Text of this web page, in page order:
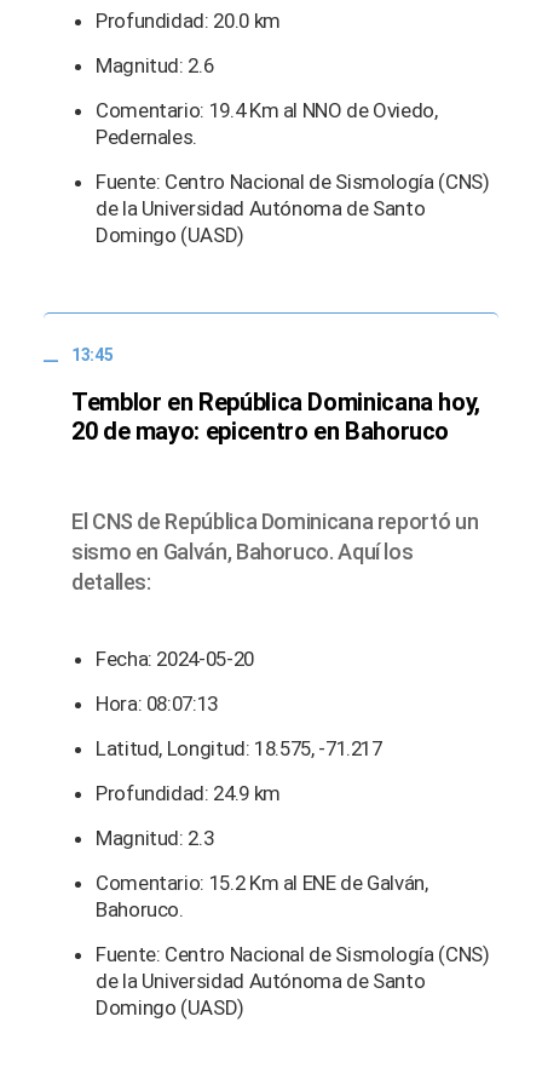
Profundidad: 20.0 km
Magnitud: 2.6
Comentario: 19.4 Km al NNO de Oviedo,
Pedernales.
Fuente: Centro Nacional de Sismología (CNS)
de la Universidad Autónoma de Santo
Domingo (UASD)
13:45
Temblor en República Dominicana hoy,
20 de mayo: epicentro en Bahoruco
El CNS de República Dominicana reportó un
sismo en Galván, Bahoruco. Aquí los
detalles:
Fecha: 2024-05-20
Hora: 08:07:13
Latitud, Longitud: 18.575, -71.217
Profundidad: 24.9 km
Magnitud: 2.3
Comentario: 15.2 Km al ENE de Galván,
Bahoruco.
Fuente: Centro Nacional de Sismología (CNS)
de la Universidad Autónoma de Santo
Domingo (UASD)